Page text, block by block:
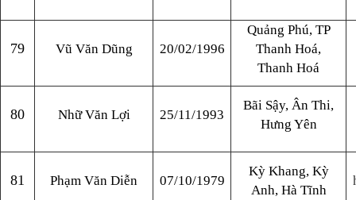
79 Vũ Văn Dũng 20/02/1996
Quảng Phú, TP
Thanh Hoá,
Thanh Hoá
80 Nhữ Văn Lợi 25/11/1993
Bãi Sậy, Ân Thi,
Hưng Yên
81 Phạm Văn Diễn 07/10/1979
Kỳ Khang, Kỳ
Anh, Hà Tĩnh